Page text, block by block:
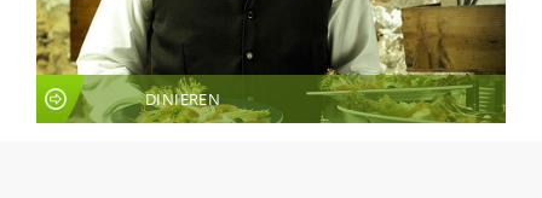
DINIEREN